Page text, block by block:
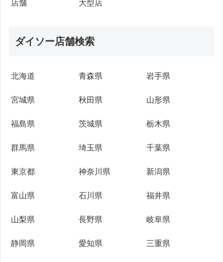
店舗 大型店
ダイソー店舗検索
北海道 青森県 岩手県
宮城県 秋田県 山形県
福島県 茨城県 栃木県
群馬県 埼玉県 千葉県
東京都 神奈川県 新潟県
富山県 石川県 福井県
山梨県 長野県 岐阜県
静岡県 愛知県 三重県